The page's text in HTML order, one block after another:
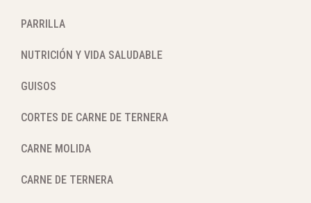
PARRILLA
NUTRICIÓN Y VIDA SALUDABLE
GUISOS
CORTES DE CARNE DE TERNERA
CARNE MOLIDA
CARNE DE TERNERA